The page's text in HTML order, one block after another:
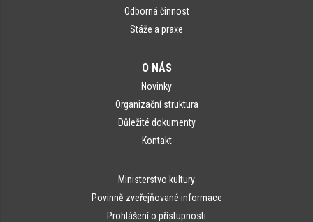
Odborná činnost
Stáže a praxe
O NÁS
Novinky
Organizační struktura
Důležité dokumenty
Kontakt
Ministerstvo kultury
Povinně zveřejňované informace
Prohlášení o přístupnosti